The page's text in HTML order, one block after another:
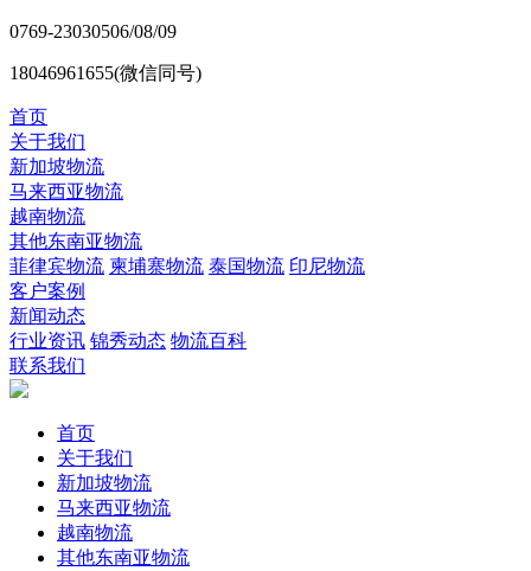
0769-23030506/08/09
18046961655(微信同号)
首页
关于我们
新加坡物流
马来西亚物流
越南物流
其他东南亚物流
菲律宾物流 柬埔寨物流 泰国物流 印尼物流
客户案例
新闻动态
行业资讯 锦秀动态 物流百科
联系我们
首页
关于我们
新加坡物流
马来西亚物流
越南物流
其他东南亚物流